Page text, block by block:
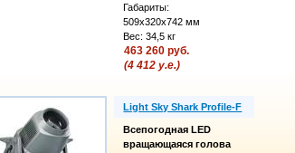
Габариты:
509х320х742 мм
Вес: 34,5 кг
463 260 руб.
(4 412 у.е.)
Light Sky Shark Profile-F
Всепогодная LED
вращающаяся голова